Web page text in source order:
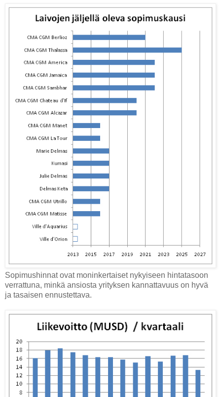
Sopimushinnat ovat moninkertaiset nykyiseen hintatasoon
verrattuna, minkä ansiosta yrityksen kannattavuus on hyvä
ja tasaisen ennustettava.